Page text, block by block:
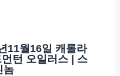
11월16일 캐롤라
턴 오일러스 | 스
놈